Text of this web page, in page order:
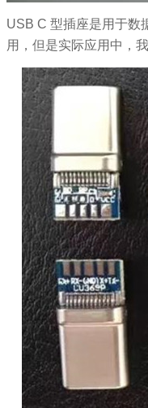
USB C 型插座是用于数
用，但是实际应用中，